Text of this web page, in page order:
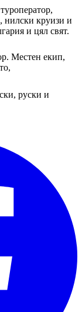
нилски круизи и
и цял свят.
Местен екип,
руски и